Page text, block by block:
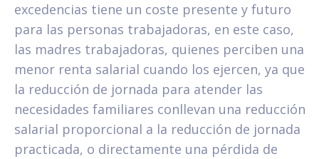
excedencias tiene un coste presente y futuro
para las personas trabajadoras, en este caso,
las madres trabajadoras, quienes perciben una
menor renta salarial cuando los ejercen, ya que
la reducción de jornada para atender las
necesidades familiares conllevan una reducción
salarial proporcional a la reducción de jornada
practicada, o directamente una pérdida de